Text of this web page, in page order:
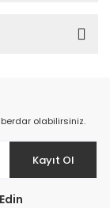
olabilirsiniz.
Kayıt Ol